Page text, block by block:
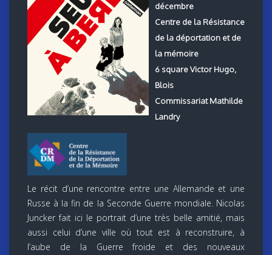
décembre
Centre de la Résistance
de la déportation et de
la mémoire
6 square Victor Hugo,
Blois
Commissariat Mathilde
Landry
Le récit d’une rencontre entre une Allemande et une
Russe à la fin de la Seconde Guerre mondiale. Nicolas
Juncker fait ici le portrait d’une très belle amitié, mais
aussi celui d’une ville où tout est à reconstruire, à
l’aube de la Guerre froide et des nouveaux